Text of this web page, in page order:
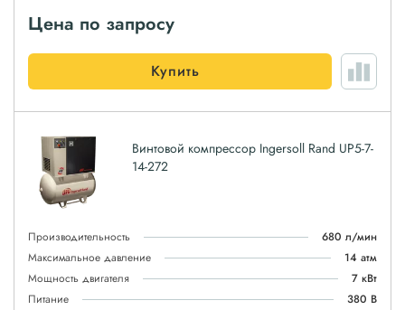
Цена по запросу
Купить
Винтовой компрессор Ingersoll Rand UP5-7-
14-272
Производительность
680 л/мин
Максимальное давление
14 атм
Мощность двигателя
7 кВт
Питание
380 В